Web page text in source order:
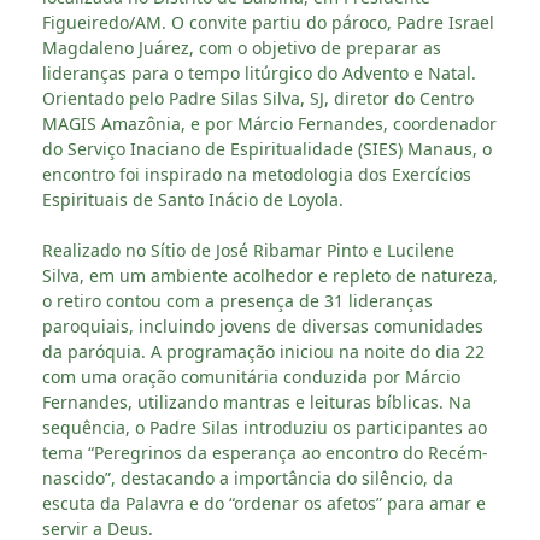
Figueiredo/AM. O convite partiu do pároco, Padre Israel
Magdaleno Juárez, com o objetivo de preparar as
lideranças para o tempo litúrgico do Advento e Natal.
Orientado pelo Padre Silas Silva, SJ, diretor do Centro
MAGIS Amazônia, e por Márcio Fernandes, coordenador
do Serviço Inaciano de Espiritualidade (SIES) Manaus, o
encontro foi inspirado na metodologia dos Exercícios
Espirituais de Santo Inácio de Loyola.
Realizado no Sítio de José Ribamar Pinto e Lucilene
Silva, em um ambiente acolhedor e repleto de natureza,
o retiro contou com a presença de 31 lideranças
paroquiais, incluindo jovens de diversas comunidades
da paróquia. A programação iniciou na noite do dia 22
com uma oração comunitária conduzida por Márcio
Fernandes, utilizando mantras e leituras bíblicas. Na
sequência, o Padre Silas introduziu os participantes ao
tema “Peregrinos da esperança ao encontro do Recém-
nascido”, destacando a importância do silêncio, da
escuta da Palavra e do “ordenar os afetos” para amar e
servir a Deus.